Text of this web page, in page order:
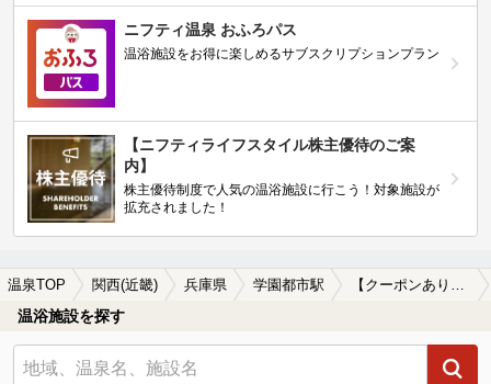
ニフティ温泉 おふろパス
温浴施設をお得に楽しめるサブスクリプションプラン
【ニフティライフスタイル株主優待のご案
内】
株主優待制度で人気の温浴施設に行こう！対象施設が
拡充されました！
温泉TOP 関西(近畿) 兵庫県 学園都市駅
温浴施設を探す